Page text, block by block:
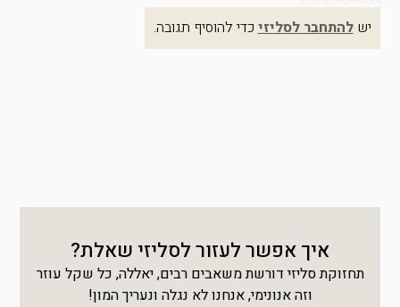
ישלהתחבר לסליזיכדי להוסיף תגובה.
איך אפשר לעזור לסליזי שאלת?
תחזוקת סליזי דורשת משאבים רבים, יאללה, כל שקל עוזר
וזה אנונימי, אנחנו לא נגלה ונעריך המון!